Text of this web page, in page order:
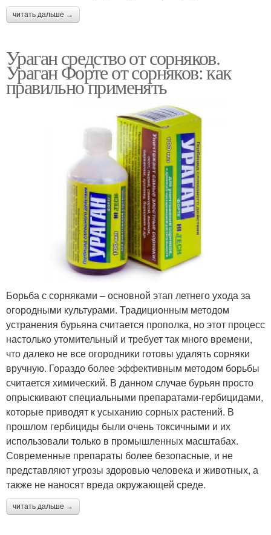
читать дальше →
Ураган средство от сорняков.
Ураган Форте от сорняков: как
правильно применять
Борьба с сорняками – основной этап летнего ухода за
огородными культурами. Традиционным методом
устранения бурьяна считается прополка, но этот процесс
настолько утомительный и требует так много времени,
что далеко не все огородники готовы удалять сорняки
вручную. Гораздо более эффективным методом борьбы
считается химический. В данном случае бурьян просто
опрыскивают специальными препаратами-гербицидами,
которые приводят к усыханию сорных растений. В
прошлом гербициды были очень токсичными и их
использовали только в промышленных масштабах.
Современные препараты более безопасные, и не
представляют угрозы здоровью человека и животных, а
также не наносят вреда окружающей среде.
читать дальше →